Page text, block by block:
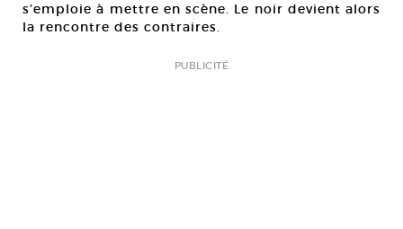
s’emploie à mettre en scène. Le noir devient alors
la rencontre des contraires.
PUBLICITÉ